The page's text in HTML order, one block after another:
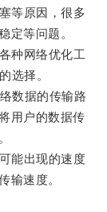
等原因，很多
定等问题。
种网络优化工
选择。
数据的传输路
用户的数据传
能出现的速度
输速度。